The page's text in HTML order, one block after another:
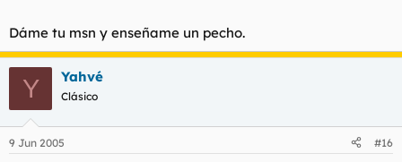
Eso es una secta.
Autofóllate a dos manos, mangurrino descastado.
Dáme tu msn y enseñame un pecho.
Y Yahvé
Clásico
9 Jun 2005 #16